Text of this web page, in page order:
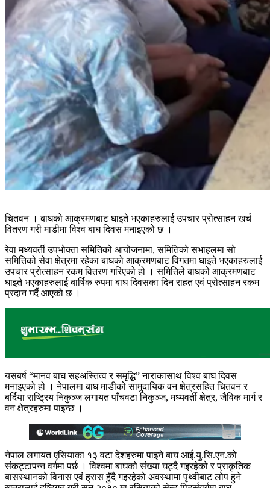
चितवन । बाघको आक्रमणबाट घाइते भएकाहरुलाई उपचार प्रोत्साहन खर्च
वितरण गरी माडीमा विश्व बाघ दिवस मनाइएको छ ।
रेवा मध्यवर्ती उपभोक्ता समितिको आयोजनामा, समितिको सभाहलमा सो
समितिको सेवा क्षेत्रमा रहेका बाघको आक्रमणबाट विगतमा घाइते भएकाहरुलाई
उपचार प्रोत्साहन रकम वितरण गरिएको हो । समितिले बाघको आक्रमणबाट
घाइते भएकाहरुलाई बार्षिक रुपमा बाघ दिवसका दिन राहत एवं प्रोत्साहन रकम
प्रदान गर्दै आएको छ ।
यसबर्ष “मानव बाघ सहअस्तित्व र समृद्धि” नाराकासाथ विश्व बाघ दिवस
मनाइएको हो । नेपालमा बाघमाडीको सामुदायिक वन क्षेत्रसहित चितवन र
बर्दिया राष्ट्रिय निकुञ्ज लगायत पाँचवटा निकुञ्ज, मध्यवर्ती क्षेत्र, जैविक मार्ग र
वन क्षेत्रहरुमा पाइन्छ ।
नेपाल लगायत एसियाका १३ वटा देशहरुमा पाइने बाघ आई.यु.सि.एन.को
संकट्टापन्न वर्गमा पर्छ । विश्वमा बाघको संख्या घट्दै गइरहेको र प्राकृतिक
बासस्थानको विनास एवं ह्रास हुँदै गइरहेको अवस्थामा पृथ्वीबाट लोप हुने